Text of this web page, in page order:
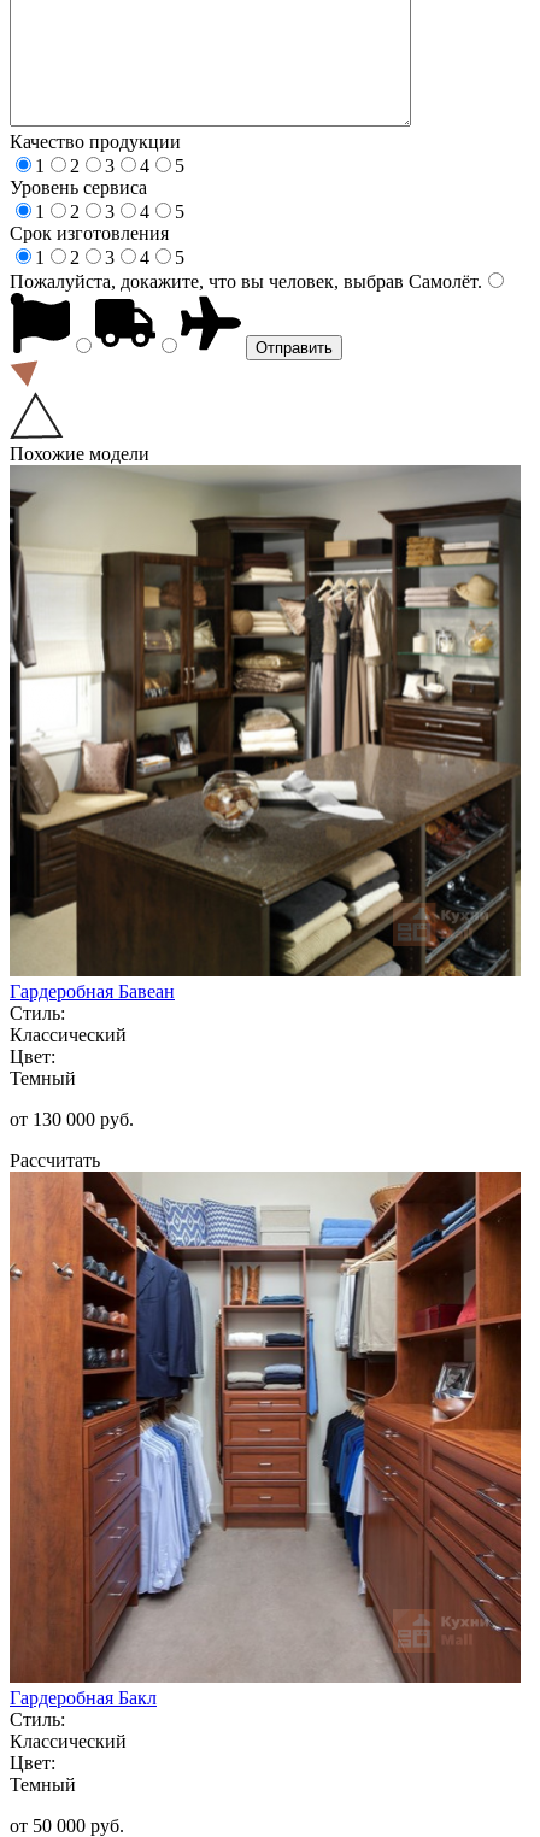
Качество продукции
1
2 3 4
5
Уровень сервиса
1
2 3 4
5
Срок изготовления
1
2 3 4
5
Пожалуйста, докажите, что вы человек, выбрав Самолёт.
Похожие модели
Гардеробная Бавеан
Стиль:
Классический
Цвет:
Темный
от 130 000 руб.
Рассчитать
Гардеробная Бакл
Стиль:
Классический
Цвет:
Темный
от 50 000 руб.